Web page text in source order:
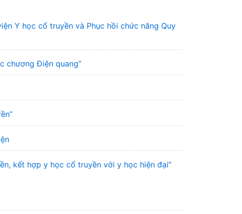
Y học cổ truyền và Phục hồi chức năng Quy
chương Điện quang”
kết hợp y học cổ truyền với y học hiện đại”